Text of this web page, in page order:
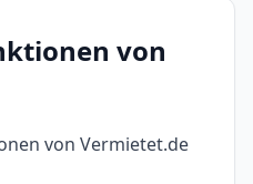
von
von Vermietet.de